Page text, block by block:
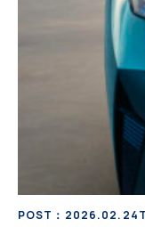
POST：2026.02.24